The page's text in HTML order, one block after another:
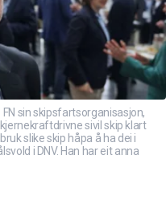
FN sin skipsfartsorganisasjon,
sivil skip klart
slike skip håpa å ha dei i
i DNV. Han har eit anna